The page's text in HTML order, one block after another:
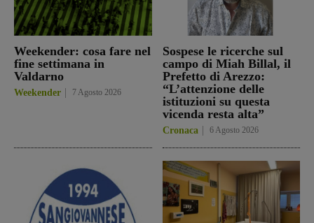
Weekender: cosa fare nel
fine settimana in
Valdarno
Weekender 7 Agosto 2026
Sospese le ricerche sul
campo di Miah Billal, il
Prefetto di Arezzo:
“L’attenzione delle
istituzioni su questa
vicenda resta alta”
Cronaca 6 Agosto 2026